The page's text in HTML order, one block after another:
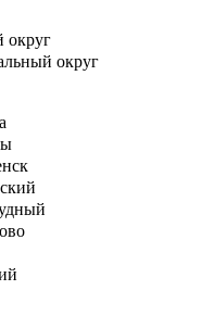
округ
округ